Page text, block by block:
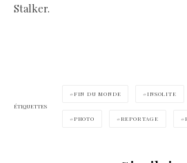
Stalker.
ÉTIQUETTES
FIN DU MONDE INSOLITE
PHOTO REPORTAGE